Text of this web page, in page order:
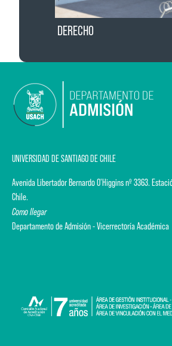
DERECHO
UNIVERSIDAD DE SANTIAGO DE CHILE
Avenida Libertador Bernardo O'Higgins nº 3363.
Chile.
Como llegar
Departamento de Admisión - Vicerrectoría Académica